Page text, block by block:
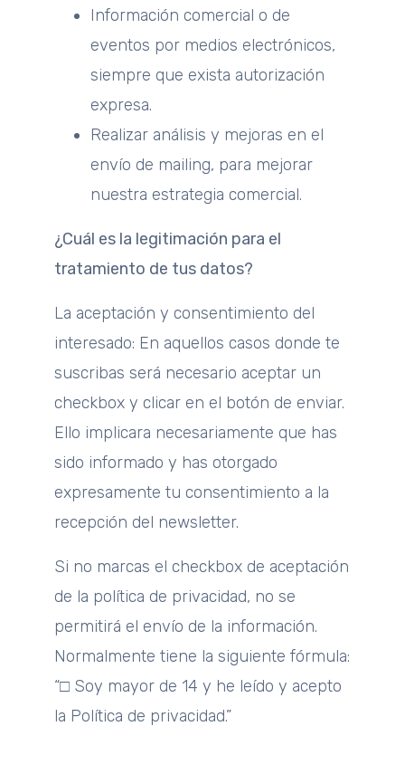
Información comercial o de
eventos por medios electrónicos,
siempre que exista autorización
expresa.
Realizar análisis y mejoras en el
envío de mailing, para mejorar
nuestra estrategia comercial.
¿Cuál es la legitimación para el
tratamiento de tus datos?
La aceptación y consentimiento del
interesado: En aquellos casos donde te
suscribas será necesario aceptar un
checkbox y clicar en el botón de enviar.
Ello implicara necesariamente que has
sido informado y has otorgado
expresamente tu consentimiento a la
recepción del newsletter.
Si no marcas el checkbox de aceptación
de la política de privacidad, no se
permitirá el envío de la información.
Normalmente tiene la siguiente fórmula:
“□ Soy mayor de 14 y he leído y acepto
la Política de privacidad.”